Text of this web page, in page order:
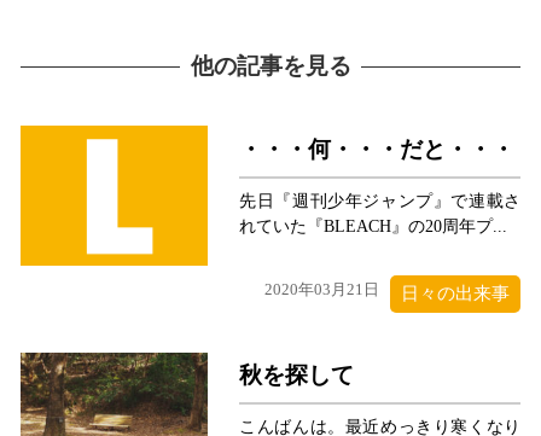
他の記事を見る
・・・何・・・だと・・・
先日『週刊少年ジャンプ』で連載さ
れていた『BLEACH』の20周年プ...
2020年03月21日 日々の出来事
秋を探して
こんばんは。最近めっきり寒くなり